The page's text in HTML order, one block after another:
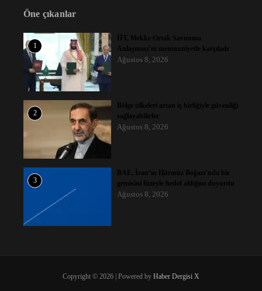
Öne çıkanlar
1
İİT, Mekke Ortak Savunma
Anlaşması’nı memnuniyetle karşıladı
Ağustos 8, 2026
2
Bölge ülkeleri artan iş birliğiyle güvenliği
sağlayabilirler
Ağustos 8, 2026
3
BAE, İran’ın Hürmüz Boğazı’nda bir
gemisini füzeyle hedef aldığını duyurdu
Ağustos 8, 2026
Copyright © 2026 | Powered by Haber Dergisi X